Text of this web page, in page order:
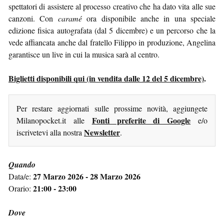
spettatori di assistere al processo creativo che ha dato vita alle sue
canzoni. Con caraméora disponibile anche in una speciale
edizione fisica autografata (dal 5 dicembre) e un percorso che la
vede affiancata anche dal fratello Filippo in produzione, Angelina
garantisce un live in cui la musica sarà al centro.
Biglietti disponibili qui (in vendita dalle 12 del 5 dicembre).
Per restare aggiornati sulle prossime novità, aggiungete
Milanopocket.it alle Fonti preferite di Google e/o
iscrivetevi alla nostra Newsletter.
Quando
Data/e: 27 Marzo 2026 - 28 Marzo 2026
Orario: 21:00 - 23:00
Dove